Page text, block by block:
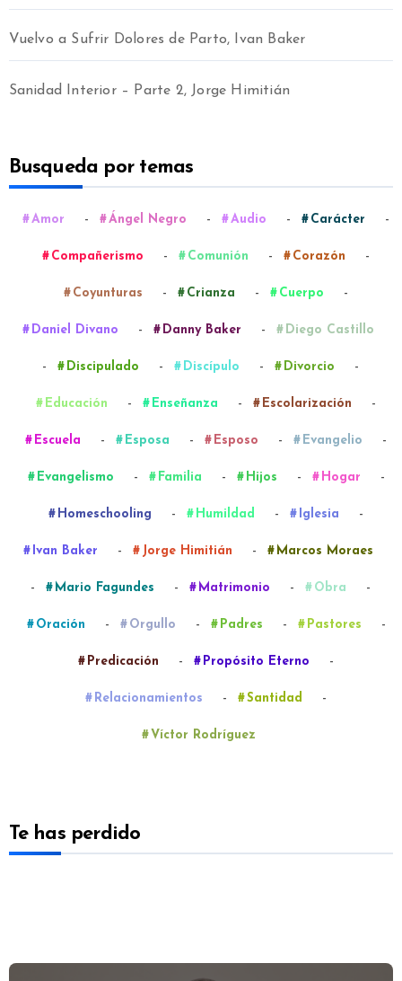
Vuelvo a Sufrir Dolores de Parto, Ivan Baker
Sanidad Interior – Parte 2, Jorge Himitián
Busqueda por temas
Amor - Ángel Negro - Audio - Carácter -
Compañerismo - Comunión - Corazón -
Coyunturas - Crianza - Cuerpo -
Daniel Divano - Danny Baker - Diego Castillo
- Discipulado - Discípulo - Divorcio -
Educación - Enseñanza - Escolarización -
Escuela - Esposa - Esposo - Evangelio -
Evangelismo - Familia - Hijos - Hogar -
Homeschooling - Humildad - Iglesia -
Ivan Baker - Jorge Himitián - Marcos Moraes
- Mario Fagundes - Matrimonio - Obra -
Oración - Orgullo - Padres - Pastores -
Predicación - Propósito Eterno -
Relacionamientos - Santidad -
Víctor Rodríguez
Te has perdido